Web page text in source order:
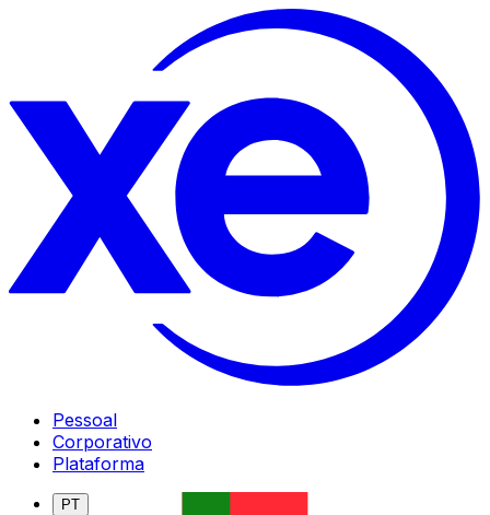
Pessoal
Corporativo
Plataforma
PT